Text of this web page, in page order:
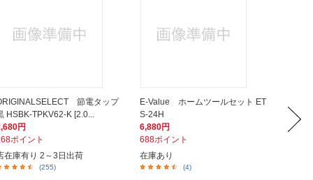
節電タップ
HSBK-TPKV62-K [2.0...
円
ポイント
在庫有り 2～3日出荷
(255)
E-Value ホームツールセット ET
S-24H
6,880円
688ポイント
在庫あり
(4)
組ド
2,029円